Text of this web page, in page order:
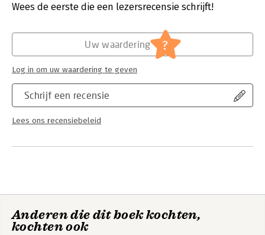
Wees de eerste die een lezersrecensie schrijft!
Schrijf een recensie
Lees ons recensiebeleid
Uw waardering ?
Log in om uw waardering te geven
Anderen die dit boek kochten,
kochten ook